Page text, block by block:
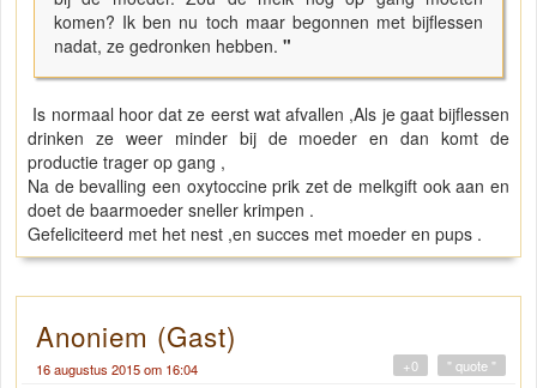
komen? Ik ben nu toch maar begonnen met bijflessen
nadat, ze gedronken hebben. "
Is normaal hoor dat ze eerst wat afvallen ,Als je gaat bijflessen
drinken ze weer minder bij de moeder en dan komt de
productie trager op gang ,
Na de bevalling een oxytoccine prik zet de melkgift ook aan en
doet de baarmoeder sneller krimpen .
Gefeliciteerd met het nest ,en succes met moeder en pups .
Anoniem (Gast)
16 augustus 2015 om 16:04 " quote "
+0